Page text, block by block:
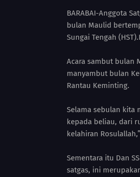
BARABAI-Anggota
bulan Maulid
Sungai Tengah
Acara sambut bulan
manyambut bulan
Rantau Keminting.
Selama sebulan kita
kepada beliau, dari
kelahiran
Sementara itu Dan
satgas, ini